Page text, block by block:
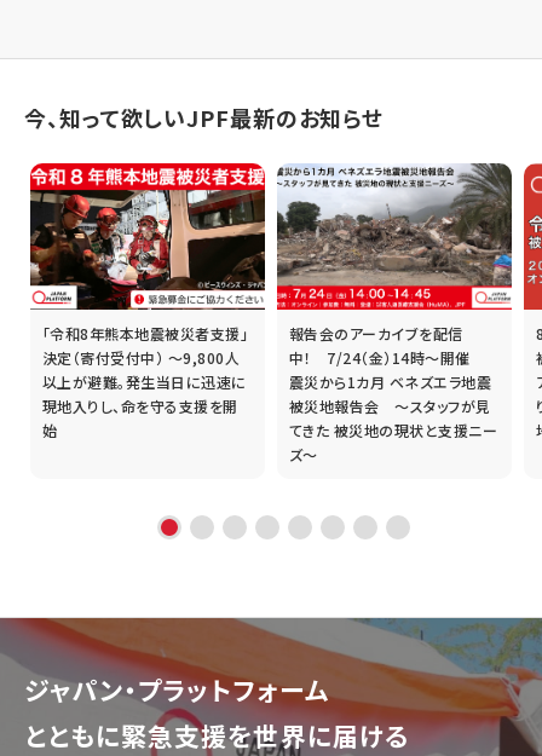
今、知って欲しいJPF最新のお知らせ
「令和8年熊本地震被災者支援」
決定（寄付受付中） ～9,800人
以上が避難。発生当日に迅速に
現地入りし、命を守る支援を開
始
報告会のアーカイブを配信
中！ 7/24（金）14時～開催
震災から1カ月 ベネズエラ地震
被災地報告会 ～スタッフが見
てきた 被災地の現状と支援ニー
ズ～
ジャパン・プラットフォーム
とともに緊急支援を世界に届ける